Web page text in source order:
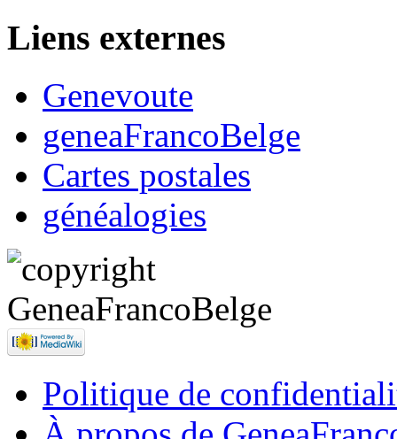
Liens externes
Genevoute
geneaFrancoBelge
Cartes postales
généalogies
Politique de